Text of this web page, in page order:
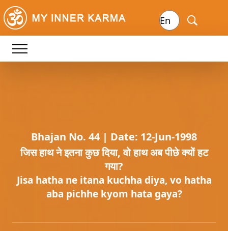
Bhajan No. 44 | Date: 12-Jun-1998
जिस हाथ ने इतना कुछ दिया, वो हाथ अब पीछे क्यों हट
गया?
Jisa hatha ne itana kuchha diya, vo hatha
aba pichhe kyom hata gaya?